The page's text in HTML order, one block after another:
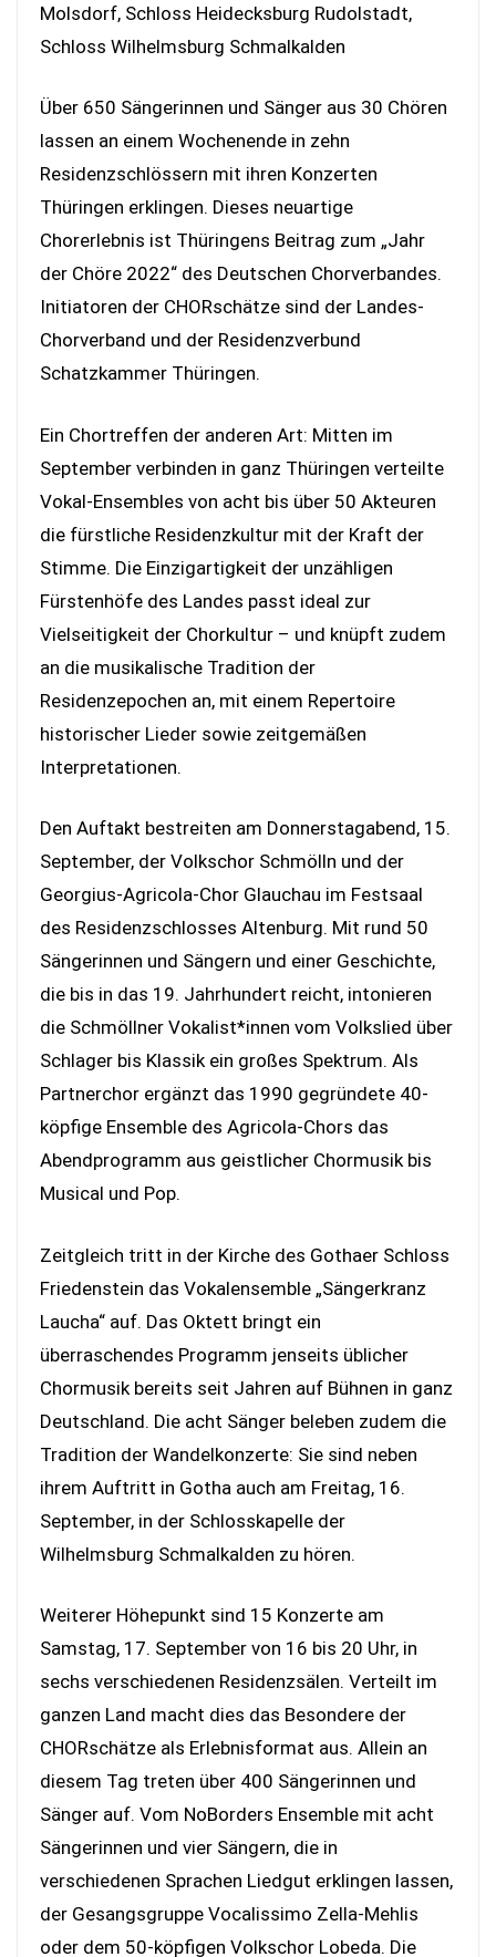
Molsdorf, Schloss Heidecksburg Rudolstadt,
Schloss Wilhelmsburg Schmalkalden
Über 650 Sängerinnen und Sänger aus 30 Chören
lassen an einem Wochenende in zehn
Residenzschlössern mit ihren Konzerten
Thüringen erklingen. Dieses neuartige
Chorerlebnis ist Thüringens Beitrag zum „Jahr
der Chöre 2022“ des Deutschen Chorverbandes.
Initiatoren der CHORschätze sind der Landes-
Chorverband und der Residenzverbund
Schatzkammer Thüringen.
Ein Chortreffen der anderen Art: Mitten im
September verbinden in ganz Thüringen verteilte
Vokal-Ensembles von acht bis über 50 Akteuren
die fürstliche Residenzkultur mit der Kraft der
Stimme. Die Einzigartigkeit der unzähligen
Fürstenhöfe des Landes passt ideal zur
Vielseitigkeit der Chorkultur – und knüpft zudem
an die musikalische Tradition der
Residenzepochen an, mit einem Repertoire
historischer Lieder sowie zeitgemäßen
Interpretationen.
Den Auftakt bestreiten am Donnerstagabend, 15.
September, der Volkschor Schmölln und der
Georgius-Agricola-Chor Glauchau im Festsaal
des Residenzschlosses Altenburg. Mit rund 50
Sängerinnen und Sängern und einer Geschichte,
die bis in das 19. Jahrhundert reicht, intonieren
die Schmöllner Vokalist*innen vom Volkslied über
Schlager bis Klassik ein großes Spektrum. Als
Partnerchor ergänzt das 1990 gegründete 40-
köpfige Ensemble des Agricola-Chors das
Abendprogramm aus geistlicher Chormusik bis
Musical und Pop.
Zeitgleich tritt in der Kirche des Gothaer Schloss
Friedenstein das Vokalensemble „Sängerkranz
Laucha“ auf. Das Oktett bringt ein
überraschendes Programm jenseits üblicher
Chormusik bereits seit Jahren auf Bühnen in ganz
Deutschland. Die acht Sänger beleben zudem die
Tradition der Wandelkonzerte: Sie sind neben
ihrem Auftritt in Gotha auch am Freitag, 16.
September, in der Schlosskapelle der
Wilhelmsburg Schmalkalden zu hören.
Weiterer Höhepunkt sind 15 Konzerte am
Samstag, 17. September von 16 bis 20 Uhr, in
sechs verschiedenen Residenzsälen. Verteilt im
ganzen Land macht dies das Besondere der
CHORschätze als Erlebnisformat aus. Allein an
diesem Tag treten über 400 Sängerinnen und
Sänger auf. Vom NoBorders Ensemble mit acht
Sängerinnen und vier Sängern, die in
verschiedenen Sprachen Liedgut erklingen lassen,
der Gesangsgruppe Vocalissimo Zella-Mehlis
oder dem 50-köpfigen Volkschor Lobeda. Die